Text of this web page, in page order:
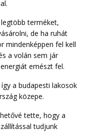
terméket,
de ha ruhát
mindenképpen fel kell
a volán sem jár
emészt fel.
a budapesti lakosok
közepe.
tette, hogy a
tudjunk